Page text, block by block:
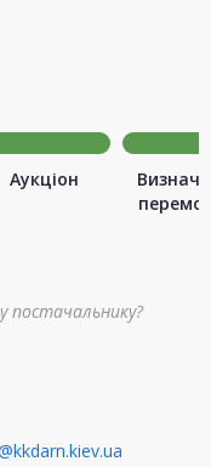
Аукціон
постачальнику?